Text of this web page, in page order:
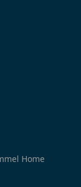
Home